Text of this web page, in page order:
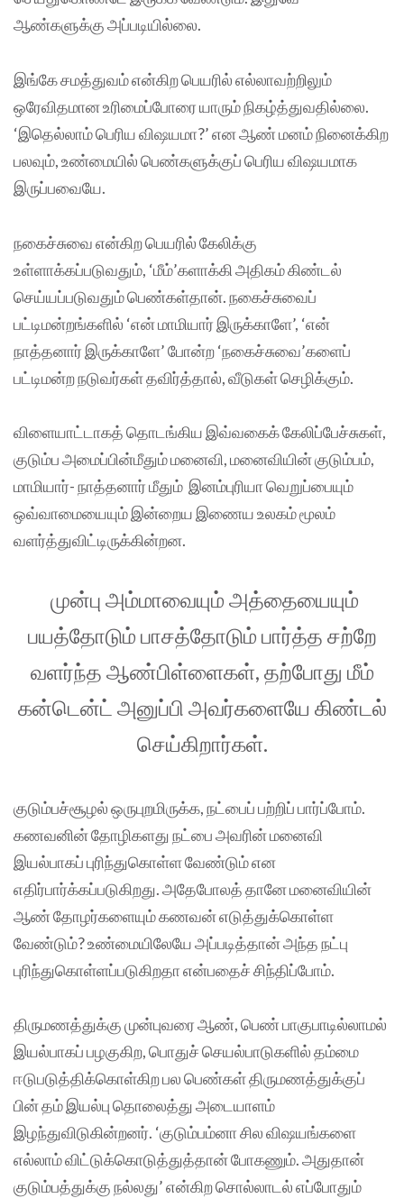
ஆண்களுக்கு அப்படியில்லை.
இங்கே சமத்துவம் என்கிற பெயரில் எல்லாவற்றிலும்
ஒரேவிதமான உரிமைப்போரை யாரும் நிகழ்த்துவதில்லை.
‘இதெல்லாம் பெரிய விஷயமா?’ என ஆண் மனம் நினைக்கிற
பலவும், உண்மையில் பெண்களுக்குப் பெரிய விஷயமாக
இருப்பவையே.
நகைச்சுவை என்கிற பெயரில் கேலிக்கு
உள்ளாக்கப்படுவதும், ‘மீம்’களாக்கி அதிகம் கிண்டல்
செய்யப்படுவதும் பெண்கள்தான். நகைச்சுவைப்
பட்டிமன்றங்களில் ‘என் மாமியார் இருக்காளே’, ‘என்
நாத்தனார் இருக்காளே’ போன்ற ‘நகைச்சுவை’களைப்
பட்டிமன்ற நடுவர்கள் தவிர்த்தால், வீடுகள் செழிக்கும்.
விளையாட்டாகத் தொடங்கிய இவ்வகைக் கேலிப்பேச்சுகள்,
குடும்ப அமைப்பின்மீதும் மனைவி, மனைவியின் குடும்பம்,
மாமியார்- நாத்தனார் மீதும் இனம்புரியா வெறுப்பையும்
ஒவ்வாமையையும் இன்றைய இணைய உலகம் மூலம்
வளர்த்துவிட்டிருக்கின்றன.
முன்பு அம்மாவையும் அத்தையையும்
பயத்தோடும் பாசத்தோடும் பார்த்த சற்றே
வளர்ந்த ஆண்பிள்ளைகள், தற்போது மீம்
கன்டென்ட் அனுப்பி அவர்களையே கிண்டல்
செய்கிறார்கள்.
குடும்பச்சூழல் ஒருபுறமிருக்க, நட்பைப் பற்றிப் பார்ப்போம்.
கணவனின் தோழிகளது நட்பை அவரின் மனைவி
இயல்பாகப் புரிந்துகொள்ள வேண்டும் என
எதிர்பார்க்கப்படுகிறது. அதேபோலத் தானே மனைவியின்
ஆண் தோழர்களையும் கணவன் எடுத்துக்கொள்ள
வேண்டும்? உண்மையிலேயே அப்படித்தான் அந்த நட்பு
புரிந்துகொள்ளப்படுகிறதா என்பதைச் சிந்திப்போம்.
திருமணத்துக்கு முன்புவரை ஆண், பெண் பாகுபாடில்லாமல்
இயல்பாகப் பழகுகிற, பொதுச் செயல்பாடுகளில் தம்மை
ஈடுபடுத்திக்கொள்கிற பல பெண்கள் திருமணத்துக்குப்
பின் தம் இயல்பு தொலைத்து அடையாளம்
இழந்துவிடுகின்றனர். ‘குடும்பம்னா சில விஷயங்களை
எல்லாம் விட்டுக்கொடுத்துத்தான் போகணும். அதுதான்
குடும்பத்துக்கு நல்லது’ என்கிற சொல்லாடல் எப்போதும்